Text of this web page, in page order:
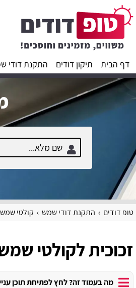
דף הבית תיקון דודים התקנת דודי
טופ דודים התקנת דודי שמש קולטי שמש
זכוכית לקולטי
מה בעמוד זה? לחץ לפתיחת תוכן